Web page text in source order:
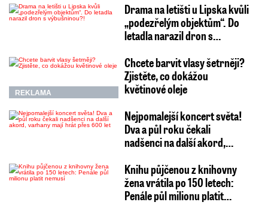
Drama na letišti u Lipska kvůli
„podezřelým objektům“. Do
letadla narazil dron s…
REKLAMA
Chcete barvit vlasy šetrněji?
Zjistěte, co dokážou
květinové oleje
Nejpomalejší koncert světa!
Dva a půl roku čekali
nadšenci na další akord,…
Knihu půjčenou z knihovny
žena vrátila po 150 letech:
Penále půl milionu platit…